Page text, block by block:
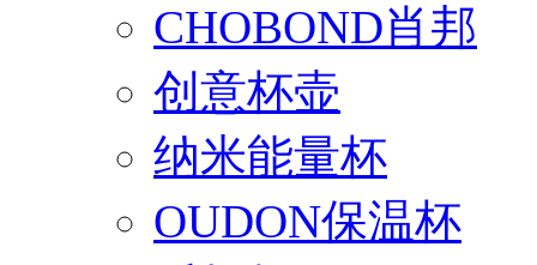
CHOBOND肖邦
创意杯壶
纳米能量杯
OUDON保温杯